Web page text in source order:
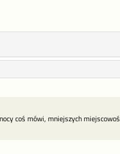
coś mówi, mniejszych